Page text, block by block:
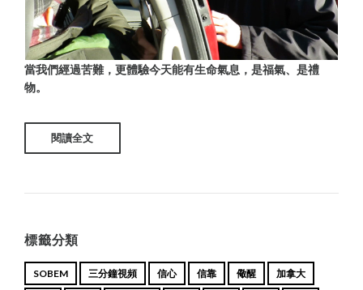
當我們經過苦難，更體驗今天能有生命氣息，是福氣、是禮
物。
閱讀全文
標籤分類
SOBEM 三分鐘視頻 信心 信靠 儆醒 加拿大